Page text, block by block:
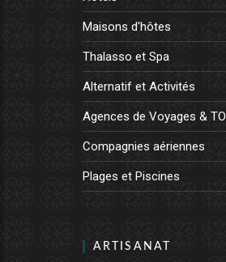
Maisons d'hôtes
Thalasso et Spa
Alternatif et Activités
Agences de Voyages & TO
Compagnies aériennes
Plages et Piscines
ARTISANAT